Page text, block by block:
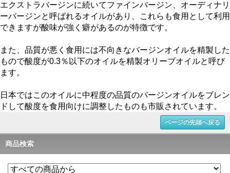
エクストラバージンに続いてファインバージン、オーディナリ
ーバージンと呼ばれるオイルがあり、これらも食用として利用
できますが酸味が強く癖があるのが特徴です。
また、品質が悪く食用には不向きなバージンオイルを精製した
もので酸度が0.3％以下のオイルを精製オリーブオイルと呼び
ます。
日本ではこのオイルに中程度の品質のバージンオイルをブレン
ドして酸度を食用向けに調整したものも市販されています。
ページの先頭へ戻る
商品検索